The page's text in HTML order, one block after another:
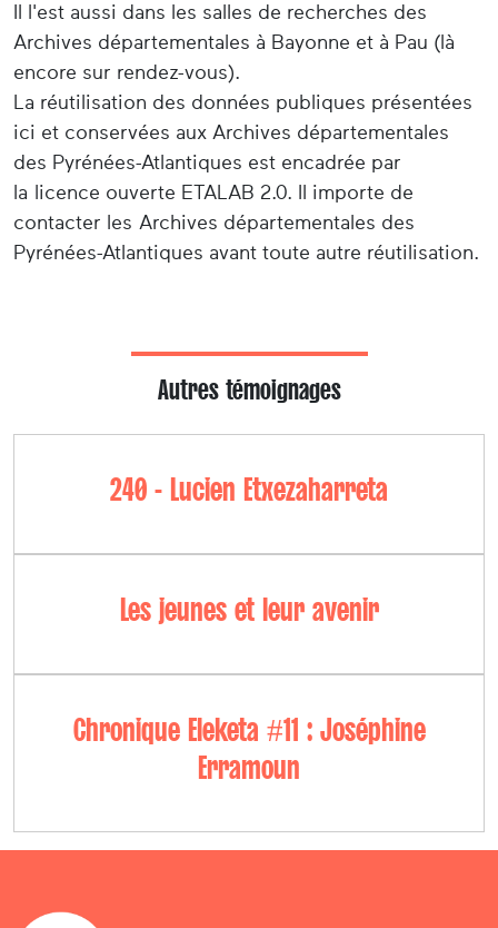
Il l'est aussi dans les salles de recherches des
Archives départementales à Bayonne et à Pau (là
encore sur rendez-vous).
La réutilisation des données publiques présentées
ici et conservées aux Archives départementales
des Pyrénées-Atlantiques est encadrée par
la licence ouverte ETALAB 2.0. Il importe de
contacter les Archives départementales des
Pyrénées-Atlantiques avant toute autre réutilisation.
Autres témoignages
240 - Lucien Etxezaharreta
Les jeunes et leur avenir
Chronique Eleketa #11 : Joséphine
Erramoun